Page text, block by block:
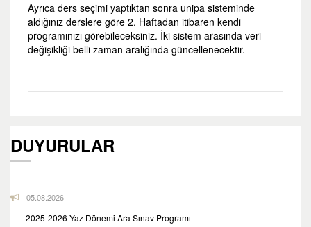
Ayrıca ders seçimi yaptıktan sonra unipa sisteminde
aldığınız derslere göre 2. Haftadan itibaren kendi
programınızı görebileceksiniz. İki sistem arasında veri
değişikliği belli zaman aralığında güncellenecektir.
DUYURULAR
05.08.2026
2025-2026 Yaz Dönemi Ara Sınav Programı